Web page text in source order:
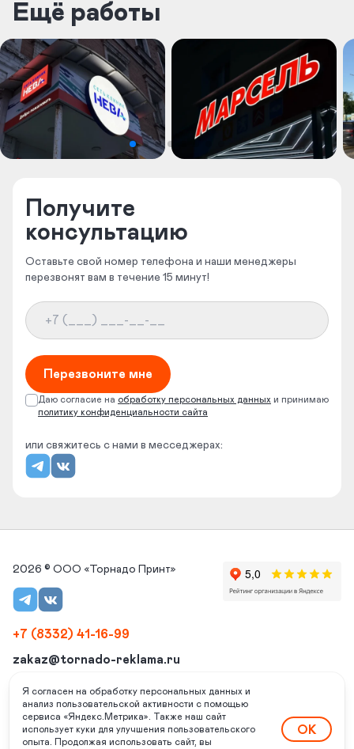
Ещё работы
Получите
консультацию
Оставьте свой номер телефона и наши менеджеры
перезвонят вам в течение 15 минут!
Перезвоните мне
Даю согласие на обработку персональных данных и принимаю
политику конфиденциальности сайта
или свяжитесь с нами в месседжерах:
2026 © ООО «Торнадо Принт»
+7 (8332) 41-16-99
zakaz@tornado-reklama.ru
г. Киров, ул. Народная 28/1, 2 эт., оф. 01
Режим работы: пн-пт: с 8:00 до 17:00, сб, вс - выходной
Политика конфиденциальности
Я согласен на обработку персональных данных и
анализ пользовательской активности с помощью
сервиса «Яндекс.Метрика». Также наш сайт
использует куки для улучшения пользовательского
опыта. Продолжая использовать сайт, вы
ОК